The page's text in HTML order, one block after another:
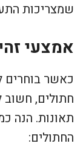
שמצריכות
אמצעי
כאשר בוחרים
חתולים, חשוב
תאונות. הנה
החתולים: